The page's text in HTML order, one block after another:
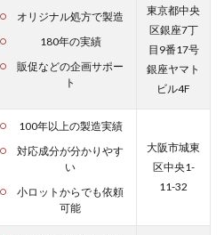
オリジナル処方で製造
180年の実績
販促などの企画サポー
ト
東京都中央
区銀座7丁
目9番17号
銀座ヤマト
ビル4F
100年以上の製造実績
対応成分が分かりやす
い
小ロットからでも依頼
可能
大阪市城東
区中央1-
11-32